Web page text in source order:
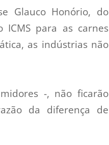
Glauco Honório, do
ICMS para as carnes
as indústrias não
-, não ficarão
da diferença de